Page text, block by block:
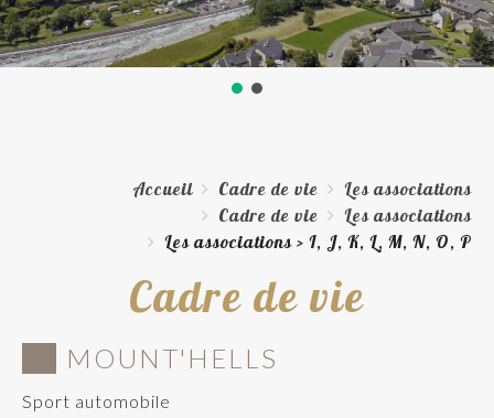
Accueil Cadre de vie
Les associations
Cadre de vie
Les associations
Les associations > I, J, K, L, M, N, O, P
Cadre de vie
MOUNT'HELLS
Sport automobile